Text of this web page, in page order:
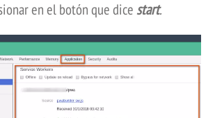
en el botón que dice start.